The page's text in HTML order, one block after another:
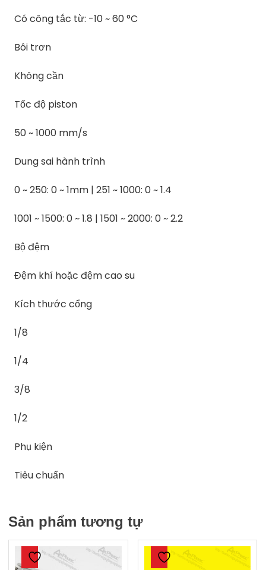
Có công tắc từ: -10 ~ 60 °C
Bôi trơn
Không cần
Tốc độ piston
50 ~ 1000 mm/s
Dung sai hành trình
0 ~ 250: 0 ~ 1mm | 251 ~ 1000: 0 ~ 1.4
1001 ~ 1500: 0 ~ 1.8 | 1501 ~ 2000: 0 ~ 2.2
Bộ đệm
Đệm khí hoặc đệm cao su
Kích thước cổng
1/8
1/4
3/8
1/2
Phụ kiện
Tiêu chuẩn
Sản phẩm tương tự